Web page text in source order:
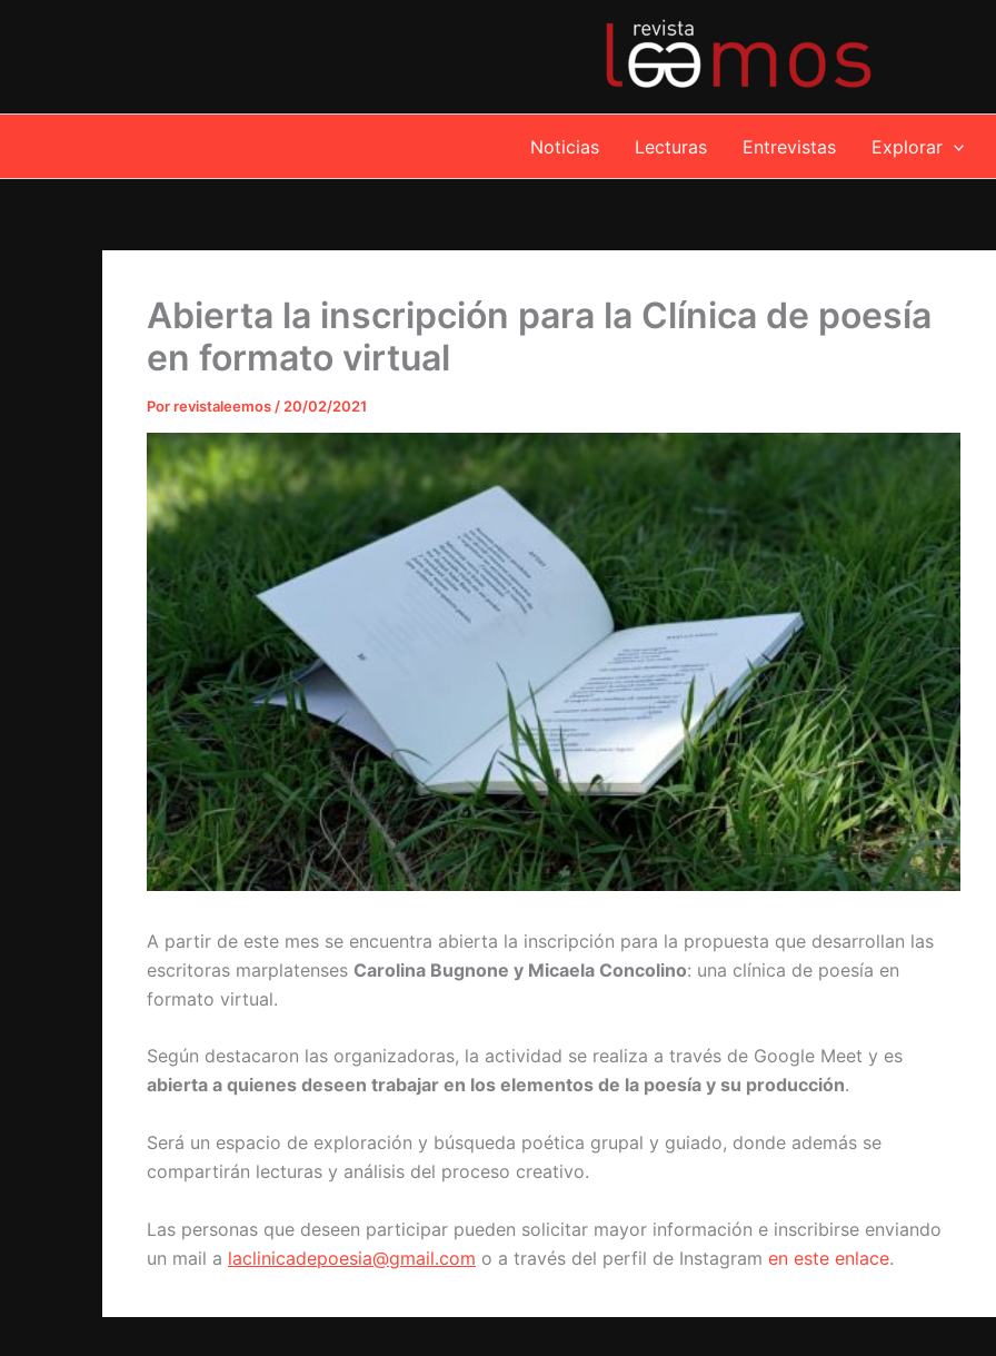
Noticias Lecturas Entrevistas Explorar
Abierta la inscripción para la Clínica de poesía
en formato virtual
Porrevistaleemos / 20/02/2021
A partir de este mes se encuentra abierta la inscripción para la propuesta que desarrollan las
escritoras marplatenses Carolina Bugnone y Micaela Concolino: una clínica de poesía en
formato virtual.
Según destacaron las organizadoras, la actividad se realiza a través de Google Meet y es
abierta a quienes deseen trabajar en los elementos de la poesía y su producción.
Será un espacio de exploración y búsqueda poética grupal y guiado, donde además se
compartirán lecturas y análisis del proceso creativo.
Las personas que deseen participar pueden solicitar mayor información e inscribirse enviando
un mail a laclinicadepoesia@gmail.com o a través del perfil de Instagram en este enlace.